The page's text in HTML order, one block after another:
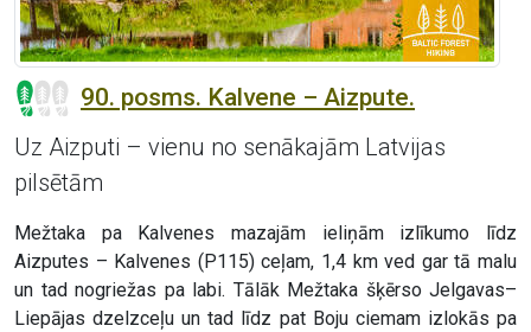
90. posms. Kalvene – Aizpute.
Uz Aizputi – vienu no senākajām Latvijas
pilsētām
Mežtaka pa Kalvenes mazajām ieliņām izlīkumo līdz
Aizputes – Kalvenes (P115) ceļam, 1,4 km ved gar tā malu
un tad nogriežas pa labi. Tālāk Mežtaka šķērso Jelgavas–
Liepājas dzelzceļu un tad līdz pat Boju ciemam izlokās pa